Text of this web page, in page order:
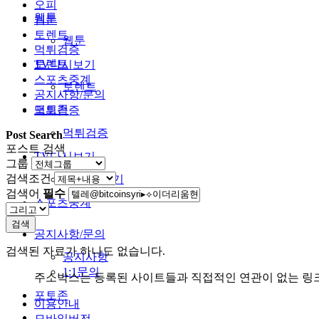
웹툰
웹툰
토렌트
토렌트
먹튀검증
먹튀검증
TV다시보기
TV다시보기
스포츠중계
공지사항/문의
공지사항
1:1문의
포토존
오피
웹툰
토렌트
먹튀검증
TV다시보기
스포츠중계
공지사항/문의
포토존
Post Search
포스트 검색
그룹
검색조건
검색어 필수
검색
검색된 자료가 하나도 없습니다.
주소박스는 등록된 사이트들과 직접적인 연관이 없는 링
이용안내